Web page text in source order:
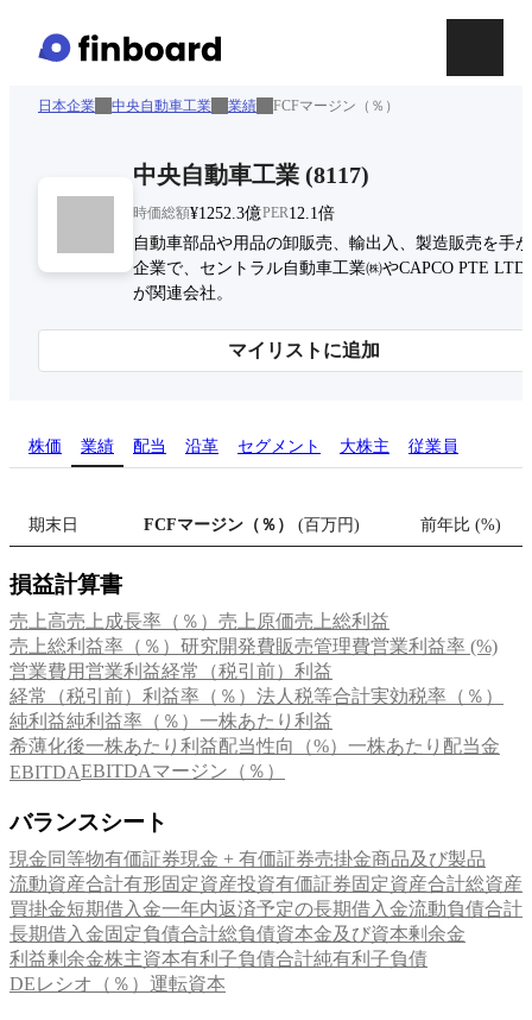
日本企業 中央自動車工業 業績 FCFマージン（％）
中央自動車工業 (8117)
時価総額¥1252.3億PER12.1倍
自動車部品や用品の卸販売、輸出入、製造販売を手
企業で、セントラル自動車工業㈱やCAPCO PTE LTD
が関連会社。
マイリストに追加
株価 業績 配当 沿革 セグメント 大株主 従業員
期末日 FCFマージン（％） (百万円) 前年比 (%)
損益計算書
売上高売上成長率（％） 売上原価売上総利益
売上総利益率（％） 研究開発費販売管理費営業利益率 (%)
営業費用営業利益経常（税引前）利益
経常（税引前）利益率（％） 法人税等合計実効税率（％）
純利益純利益率（％） 一株あたり利益
希薄化後一株あたり利益配当性向（%） 一株あたり配当金
EBITDAEBITDAマージン（％）
バランスシート
現金同等物有価証券現金 + 有価証券売掛金商品及び製品
流動資産合計有形固定資産投資有価証券固定資産合計総資産
買掛金短期借入金一年内返済予定の長期借入金流動負債合計
長期借入金固定負債合計総負債資本金及び資本剰余金
利益剰余金株主資本有利子負債合計純有利子負債
DEレシオ（％） 運転資本